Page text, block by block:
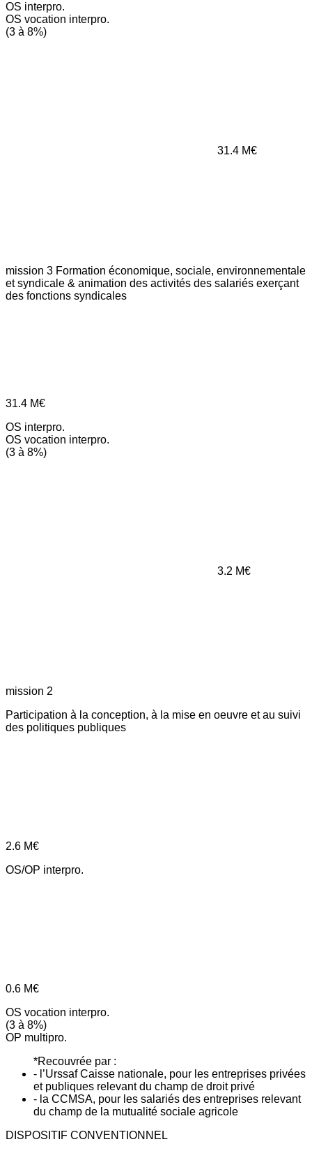
OS interpro.
OS vocation interpro.
(3 à 8%)
31.4 M€
mission 3 Formation économique, sociale, environnementale
et syndicale & animation des activités des salariés exerçant
des fonctions syndicales
31.4 M€
OS interpro.
OS vocation interpro.
(3 à 8%)
3.2 M€
mission 2
Participation à la conception, à la mise en oeuvre et au suivi
des politiques publiques
2.6 M€
OS/OP interpro.
0.6 M€
OS vocation interpro.
(3 à 8%)
OP multipro.
*Recouvrée par :
- l’Urssaf Caisse nationale, pour les entreprises privées
et publiques relevant du champ de droit privé
- la CCMSA, pour les salariés des entreprises relevant
du champ de la mutualité sociale agricole
DISPOSITIF CONVENTIONNEL